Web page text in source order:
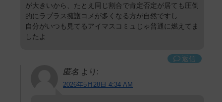
が大きいから、たとえ同じ割合で肯定否定が居ても圧倒
的にラプラス擁護コメが多くなる方が自然ですし
自分がいつも見てるアイマスコミュじゃ普通に燃えてま
したよ
返信
匿名 より:
2026年5月28日 4:34 AM